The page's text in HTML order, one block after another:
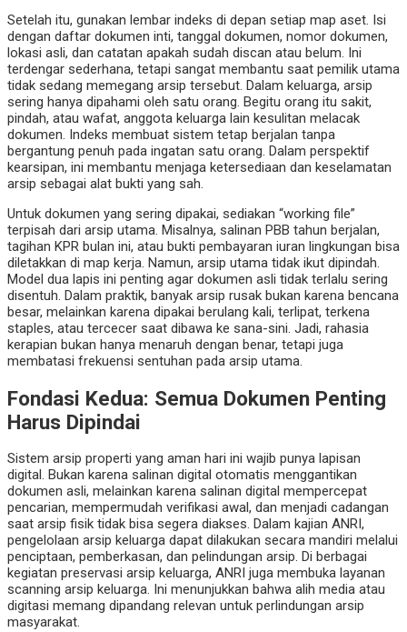
Setelah itu, gunakan lembar indeks di depan setiap map aset. Isi
dengan daftar dokumen inti, tanggal dokumen, nomor dokumen,
lokasi asli, dan catatan apakah sudah discan atau belum. Ini
terdengar sederhana, tetapi sangat membantu saat pemilik utama
tidak sedang memegang arsip tersebut. Dalam keluarga, arsip
sering hanya dipahami oleh satu orang. Begitu orang itu sakit,
pindah, atau wafat, anggota keluarga lain kesulitan melacak
dokumen. Indeks membuat sistem tetap berjalan tanpa
bergantung penuh pada ingatan satu orang. Dalam perspektif
kearsipan, ini membantu menjaga ketersediaan dan keselamatan
arsip sebagai alat bukti yang sah.
Untuk dokumen yang sering dipakai, sediakan “working file”
terpisah dari arsip utama. Misalnya, salinan PBB tahun berjalan,
tagihan KPR bulan ini, atau bukti pembayaran iuran lingkungan bisa
diletakkan di map kerja. Namun, arsip utama tidak ikut dipindah.
Model dua lapis ini penting agar dokumen asli tidak terlalu sering
disentuh. Dalam praktik, banyak arsip rusak bukan karena bencana
besar, melainkan karena dipakai berulang kali, terlipat, terkena
staples, atau tercecer saat dibawa ke sana-sini. Jadi, rahasia
kerapian bukan hanya menaruh dengan benar, tetapi juga
membatasi frekuensi sentuhan pada arsip utama.
Fondasi Kedua: Semua Dokumen Penting
Harus Dipindai
Sistem arsip properti yang aman hari ini wajib punya lapisan
digital. Bukan karena salinan digital otomatis menggantikan
dokumen asli, melainkan karena salinan digital mempercepat
pencarian, mempermudah verifikasi awal, dan menjadi cadangan
saat arsip fisik tidak bisa segera diakses. Dalam kajian ANRI,
pengelolaan arsip keluarga dapat dilakukan secara mandiri melalui
penciptaan, pemberkasan, dan pelindungan arsip. Di berbagai
kegiatan preservasi arsip keluarga, ANRI juga membuka layanan
scanning arsip keluarga. Ini menunjukkan bahwa alih media atau
digitasi memang dipandang relevan untuk perlindungan arsip
masyarakat.